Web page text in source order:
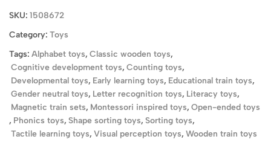
SKU: 1508672
Category: Toys
Tags: Alphabet toys, Classic wooden toys,
Cognitive development toys, Counting toys,
Developmental toys, Early learning toys, Educational train toys,
Gender neutral toys, Letter recognition toys, Literacy toys,
Magnetic train sets, Montessori inspired toys, Open-ended toys
, Phonics toys, Shape sorting toys, Sorting toys,
Tactile learning toys, Visual perception toys, Wooden train toys